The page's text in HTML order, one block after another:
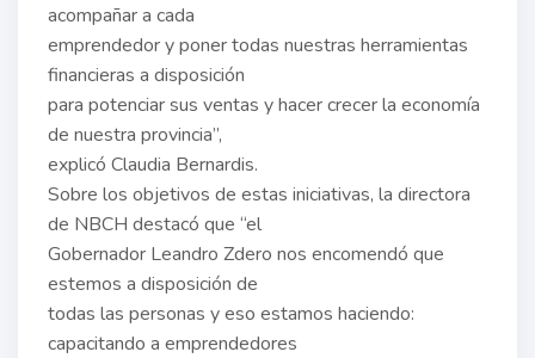
acompañar a cada
emprendedor y poner todas nuestras herramientas
financieras a disposición
para potenciar sus ventas y hacer crecer la economía
de nuestra provincia”,
explicó Claudia Bernardis.
Sobre los objetivos de estas iniciativas, la directora
de NBCH destacó que “el
Gobernador Leandro Zdero nos encomendó que
estemos a disposición de
todas las personas y eso estamos haciendo:
capacitando a emprendedores